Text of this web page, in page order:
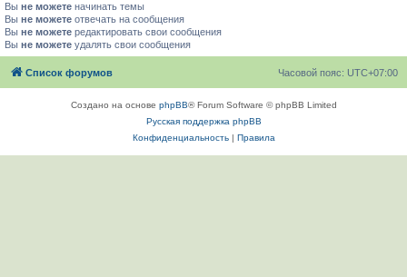
Вы не можете начинать темы
Вы не можете отвечать на сообщения
Вы не можете редактировать свои сообщения
Вы не можете удалять свои сообщения
Список форумов Часовой пояс: UTC+07:00
Создано на основе phpBB® Forum Software © phpBB Limited
Русская поддержка phpBB
Конфиденциальность| Правила